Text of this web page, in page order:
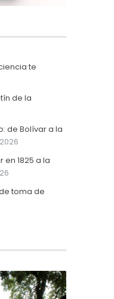
te
de la
de Bolívar a la
1825 a la
toma de